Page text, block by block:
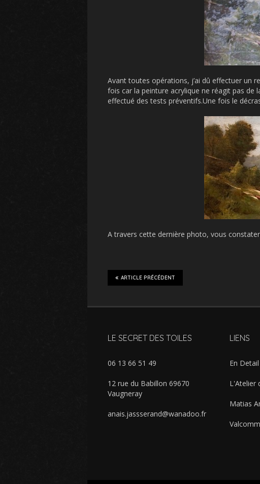
Avant toutes opérations, j’ai dû effectuer un
fois car la peinture acrylique ne réagit pas de
effectué des tests préventifs.Une fois le
A travers cette dernière photo, vous
ARTICLE PRÉCÉDENT
LE SECRET DES TOILES
06 13 66 51 49
12 rue du Babillon 69670
Vaugneray
anais.jassserand@wanadoo.fr
LIENS
En Detail
L'Atelier
Matias